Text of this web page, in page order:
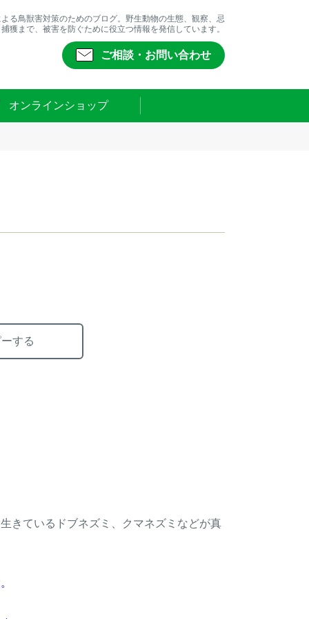
る鳥獣害対策のためのブログ。野生動物の生態、観察、忌
獲まで、被害を防ぐために役立つ情報を発信しています。
ご相談・お問い合わせ
オンラインショップ
する
きているドブネズミ、クマネズミなどが真